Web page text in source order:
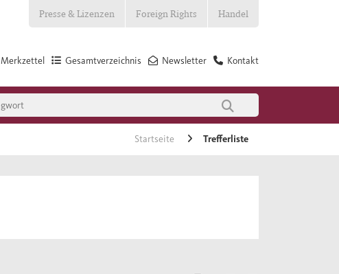
Presse & Lizenzen Foreign Rights Handel
Kontakt
Newsletter
Gesamtverzeichnis
Merkzettel
Startseite Trefferliste